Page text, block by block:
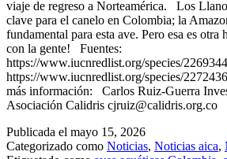
viaje de regreso a Norteamérica. Los
clave para el canelo en Colombia; la
fundamental para esta ave. Pero esa es
con la gente! Fuentes:
https://www.iucnredlist.org/species/
https://www.iucnredlist.org/species/
más información: Carlos Ruiz-Guerra
Asociación Calidris cjruiz@calidris.org.co
Publicada el mayo 15, 2026
Categorizado como Noticias, Noticias aica,